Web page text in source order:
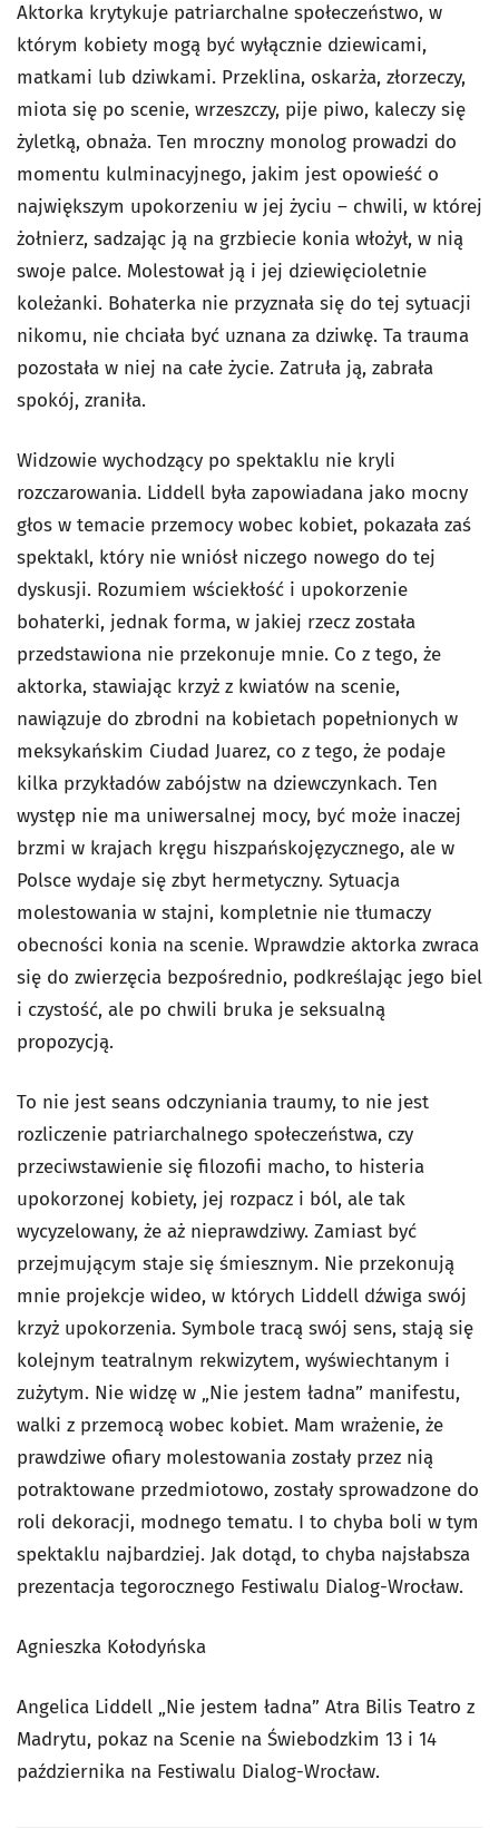
Aktorka krytykuje patriarchalne społeczeństwo, w
którym kobiety mogą być wyłącznie dziewicami,
matkami lub dziwkami. Przeklina, oskarża, złorzeczy,
miota się po scenie, wrzeszczy, pije piwo, kaleczy się
żyletką, obnaża. Ten mroczny monolog prowadzi do
momentu kulminacyjnego, jakim jest opowieść o
największym upokorzeniu w jej życiu – chwili, w której
żołnierz, sadzając ją na grzbiecie konia włożył, w nią
swoje palce. Molestował ją i jej dziewięcioletnie
koleżanki. Bohaterka nie przyznała się do tej sytuacji
nikomu, nie chciała być uznana za dziwkę. Ta trauma
pozostała w niej na całe życie. Zatruła ją, zabrała
spokój, zraniła.
Widzowie wychodzący po spektaklu nie kryli
rozczarowania. Liddell była zapowiadana jako mocny
głos w temacie przemocy wobec kobiet, pokazała zaś
spektakl, który nie wniósł niczego nowego do tej
dyskusji. Rozumiem wściekłość i upokorzenie
bohaterki, jednak forma, w jakiej rzecz została
przedstawiona nie przekonuje mnie. Co z tego, że
aktorka, stawiając krzyż z kwiatów na scenie,
nawiązuje do zbrodni na kobietach popełnionych w
meksykańskim Ciudad Juarez, co z tego, że podaje
kilka przykładów zabójstw na dziewczynkach. Ten
występ nie ma uniwersalnej mocy, być może inaczej
brzmi w krajach kręgu hiszpańskojęzycznego, ale w
Polsce wydaje się zbyt hermetyczny. Sytuacja
molestowania w stajni, kompletnie nie tłumaczy
obecności konia na scenie. Wprawdzie aktorka zwraca
się do zwierzęcia bezpośrednio, podkreślając jego biel
i czystość, ale po chwili bruka je seksualną
propozycją.
To nie jest seans odczyniania traumy, to nie jest
rozliczenie patriarchalnego społeczeństwa, czy
przeciwstawienie się filozofii macho, to histeria
upokorzonej kobiety, jej rozpacz i ból, ale tak
wycyzelowany, że aż nieprawdziwy. Zamiast być
przejmującym staje się śmiesznym. Nie przekonują
mnie projekcje wideo, w których Liddell dźwiga swój
krzyż upokorzenia. Symbole tracą swój sens, stają się
kolejnym teatralnym rekwizytem, wyświechtanym i
zużytym. Nie widzę w „Nie jestem ładna” manifestu,
walki z przemocą wobec kobiet. Mam wrażenie, że
prawdziwe ofiary molestowania zostały przez nią
potraktowane przedmiotowo, zostały sprowadzone do
roli dekoracji, modnego tematu. I to chyba boli w tym
spektaklu najbardziej. Jak dotąd, to chyba najsłabsza
prezentacja tegorocznego Festiwalu Dialog-Wrocław.
Agnieszka Kołodyńska
Angelica Liddell „Nie jestem ładna” Atra Bilis Teatro z
Madrytu, pokaz na Scenie na Świebodzkim 13 i 14
października na Festiwalu Dialog-Wrocław.